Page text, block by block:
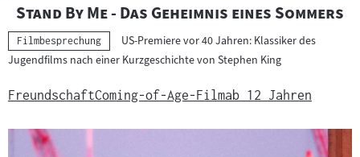
d
u
n
e
i
a
"
Stand By Me - Das Geheimnis eines Sommers
Kategorie:
Filmbesprechung
US-Premiere vor 40 Jahren: Klassiker des
Jugendfilms nach einer Kurzgeschichte von Stephen King
FreundschaftComing-of-Age-Filmab 12 Jahren